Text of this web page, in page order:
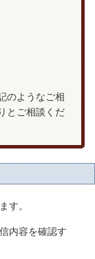
のようなご相
とご相談くだ
す。
内容を確認す